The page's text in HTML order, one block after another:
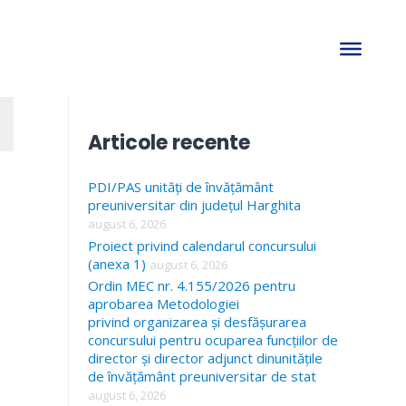
c
h
f
o
r
:
Articole recente
PDI/PAS unități de învățământ
preuniversitar din județul Harghita
august 6, 2026
Proiect privind calendarul concursului
(anexa 1) august 6, 2026
Ordin MEC nr. 4.155/2026 pentru
aprobarea Metodologiei
privind organizarea și desfășurarea
concursului pentru ocuparea funcțiilor de
director și director adjunct dinunitățile
de învățământ preuniversitar de stat
august 6, 2026